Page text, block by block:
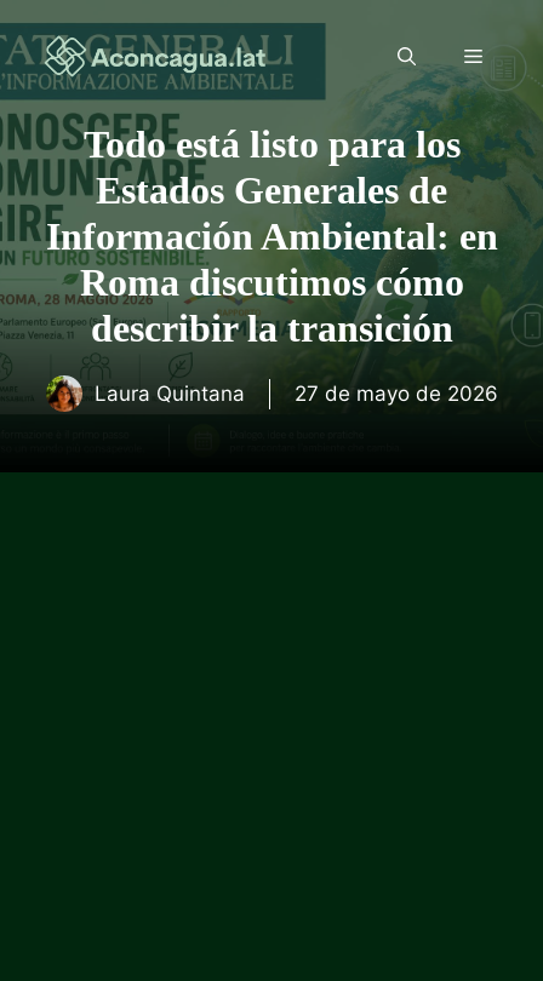
al
contenido
Menú
Todo está listo para los
Estados Generales de
Información Ambiental: en
Roma discutimos cómo
describir la transición
Laura Quintana 27 de mayo de 2026